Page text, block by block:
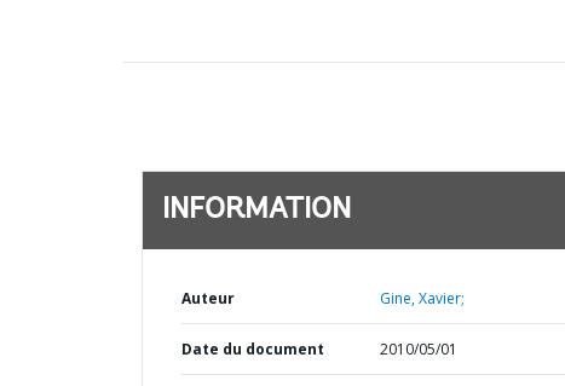
INFORMATION
Auteur Gine, Xavier;
Date du document 2010/05/01